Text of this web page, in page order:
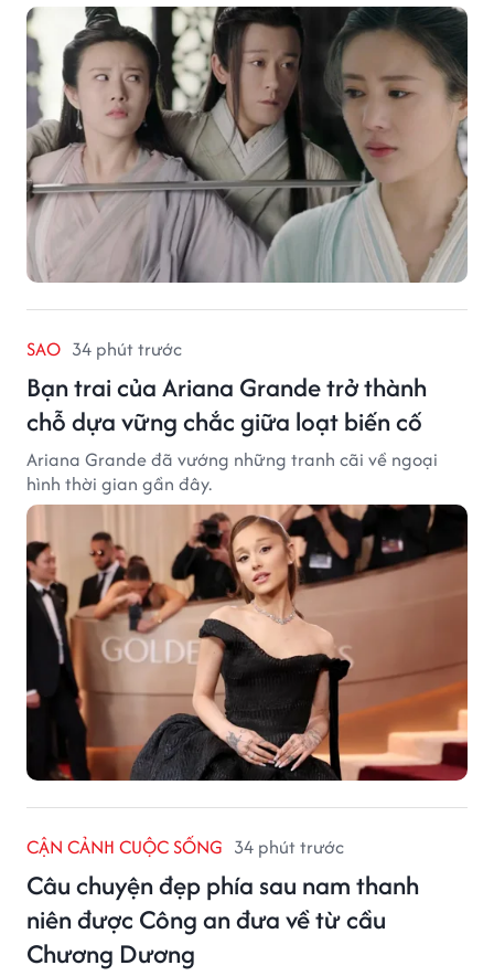
SAO 34 phút trước
Bạn trai của Ariana Grande trở thành
chỗ dựa vững chắc giữa loạt biến cố
Ariana Grande đã vướng những tranh cãi về ngoại
hình thời gian gần đây.
CẬN CẢNH CUỘC SỐNG 34 phút trước
Câu chuyện đẹp phía sau nam thanh
niên được Công an đưa về từ cầu
Chương Dương